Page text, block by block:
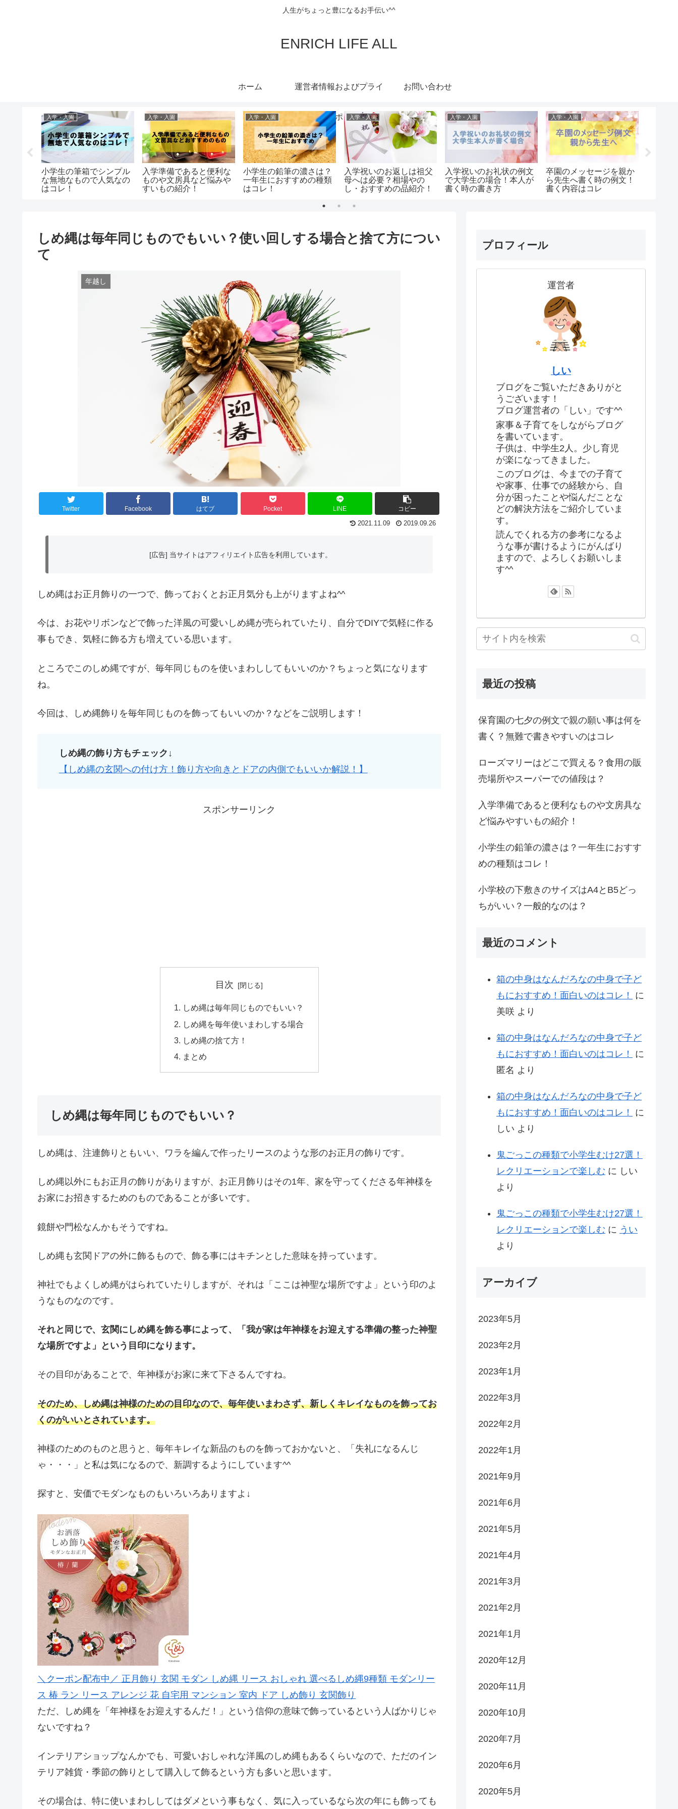
人生がちょっと豊になるお手伝い^^
ENRICH LIFE ALL
ホーム 運営者情報およびプライ
バシーポリシー
お問い合わせ
入学・入園
小学生の筆箱でシンプル
な無地なもので人気なの
はコレ！
入学・入園
入学準備であると便利な
ものや文房具など悩みや
すいもの紹介！
入学・入園
小学生の鉛筆の濃さは？
一年生におすすめの種類
はコレ！
入学・入園
入学祝いのお返しは祖父
母へは必要？相場やの
し・おすすめの品紹介！
入学・入園
入学祝いのお礼状の例文
で大学生の場合！本人が
書く時の書き方
入学・入園
卒園のメッセージを親か
ら先生へ書く時の例文！
書く内容はコレ
しめ縄は毎年同じものでもいい？使い回しする場合と捨て方につい
て
年越し
Twitter Facebook はてブ Pocket LINE コピー
2021.11.09 2019.09.26
[広告] 当サイトはアフィリエイト広告を利用しています。
しめ縄はお正月飾りの一つで、飾っておくとお正月気分も上がりますよね^^
今は、お花やリボンなどで飾った洋風の可愛いしめ縄が売られていたり、自分でDIYで気軽に作る
事もでき、気軽に飾る方も増えている思います。
ところでこのしめ縄ですが、毎年同じものを使いまわししてもいいのか？ちょっと気になります
ね。
今回は、しめ縄飾りを毎年同じものを飾ってもいいのか？などをご説明します！
しめ縄の飾り方もチェック↓
【しめ縄の玄関への付け方！飾り方や向きとドアの内側でもいいか解説！】
スポンサーリンク
目次
しめ縄は毎年同じものでもいい？
しめ縄を毎年使いまわしする場合
しめ縄の捨て方！
まとめ
しめ縄は毎年同じものでもいい？
しめ縄は、注連飾りともいい、ワラを編んで作ったリースのような形のお正月の飾りです。
しめ縄以外にもお正月の飾りがありますが、お正月飾りはその1年、家を守ってくださる年神様を
お家にお招きするためのものであることが多いです。
鏡餅や門松なんかもそうですね。
しめ縄も玄関ドアの外に飾るもので、飾る事にはキチンとした意味を持っています。
神社でもよくしめ縄がはられていたりしますが、それは「ここは神聖な場所ですよ」という印のよ
うなものなのです。
それと同じで、玄関にしめ縄を飾る事によって、「我が家は年神様をお迎えする準備の整った神聖
な場所ですよ」という目印になります。
その目印があることで、年神様がお家に来て下さるんですね。
そのため、しめ縄は神様のための目印なので、毎年使いまわさず、新しくキレイなものを飾ってお
くのがいいとされています。
神様のためのものと思うと、毎年キレイな新品のものを飾っておかないと、「失礼になるんじ
ゃ・・・」と私は気になるので、新調するようにしています^^
探すと、安価でモダンなものもいろいろありますよ↓
＼クーポン配布中／ 正月飾り 玄関 モダン しめ縄 リース おしゃれ 選べるしめ縄9種類 モダンリー
ス 椿 ラン リース アレンジ 花 自宅用 マンション 室内 ドア しめ飾り 玄関飾り
ただ、しめ縄を「年神様をお迎えするんだ！」という信仰の意味で飾っているという人ばかりじゃ
ないですね？
インテリアショップなんかでも、可愛いおしゃれな洋風のしめ縄もあるくらいなので、ただのイン
テリア雑貨・季節の飾りとして購入して飾るという方も多いと思います。
その場合は、特に使いまわししてはダメという事もなく、気に入っているなら次の年にも飾っても
プロフィール
運営者
しい
ブログをご覧いただきありがと
うございます！
ブログ運営者の「しい」です^^
家事＆子育てをしながらブログ
を書いています。
子供は、中学生2人。少し育児
が楽になってきました。
このブログは、今までの子育て
や家事、仕事での経験から、自
分が困ったことや悩んだことな
どの解決方法をご紹介していま
す。
読んでくれる方の参考になるよ
うな事が書けるようにがんばり
ますので、よろしくお願いしま
す^^
最近の投稿
保育園の七夕の例文で親の願い事は何を
書く？無難で書きやすいのはコレ
ローズマリーはどこで買える？食用の販
売場所やスーパーでの値段は？
入学準備であると便利なものや文房具な
ど悩みやすいもの紹介！
小学生の鉛筆の濃さは？一年生におすす
めの種類はコレ！
小学校の下敷きのサイズはA4とB5どっ
ちがいい？一般的なのは？
最近のコメント
箱の中身はなんだろなの中身で子ど
もにおすすめ！面白いのはコレ！
に
美咲 より
箱の中身はなんだろなの中身で子ど
もにおすすめ！面白いのはコレ！
に
匿名 より
箱の中身はなんだろなの中身で子ど
もにおすすめ！面白いのはコレ！
に
しい より
鬼ごっこの種類で小学生むけ27選！
レクリエーションで楽しむ に しい
より
鬼ごっこの種類で小学生むけ27選！
レクリエーションで楽しむ に うい
より
アーカイブ
2023年5月
2023年2月
2023年1月
2022年3月
2022年2月
2022年1月
2021年9月
2021年6月
2021年5月
2021年4月
2021年3月
2021年2月
2021年1月
2020年12月
2020年11月
2020年10月
2020年7月
2020年6月
2020年5月